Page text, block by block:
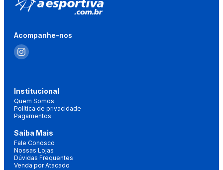
Acompanhe-nos
Institucional
Quem Somos
Política de privacidade
Pagamentos
Saiba Mais
Fale Conosco
Nossas Lojas
Dúvidas Frequentes
Venda por Atacado